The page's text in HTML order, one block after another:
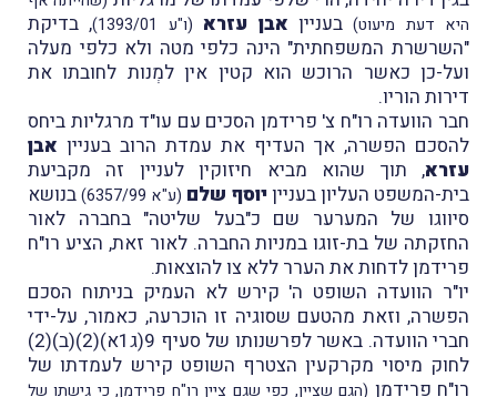
היא דעת מיעוט)בעניין אבן עזרא (ו"ע 1393/01)
, בדיקת
"השרשרת המשפחתית" הינה כלפי מטה ולא כלפי מעלה
ועל-כן כאשר הרוכש הוא קטין אין למְנות לחובתו את
דירות הוריו.
חבר הוועדה רו"ח צ' פרידמן הסכים עם עו"ד מרגליות ביחס
להסכם הפשרה, אך העדיף את עמדת הרוב בעניין אבן
עזרא, תוך שהוא מביא חיזוקין לעניין זה מקביעת
בית-המשפט העליון בענייןיוסף שלם (ע"א 6357/99)
בנושא
סיווגו של המערער שם כ"בעל שליטה" בחברה לאור
החזקתה של בת-זוגו במניות החברה. לאור זאת, הציע רו"ח
פרידמן לדחות את הערר ללא צו להוצאות.
יו"ר הוועדה השופט ה' קירש לא העמיק בניתוח הסכם
הפשרה, וזאת מהטעם שסוגיה זו הוכרעה, כאמור, על-ידי
חברי הוועדה. באשר לפרשנותו של סעיף 9(ג1א)(2)(ב)(2)
לחוק מיסוי מקרקעין הצטרף השופט קירש לעמדתו של
רו"ח פרידמן (הגם שציין, כפי שגם ציין רו"ח פרידמן, כי גישתו של